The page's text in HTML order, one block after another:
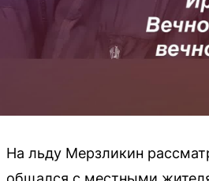
На льду Мерзликин